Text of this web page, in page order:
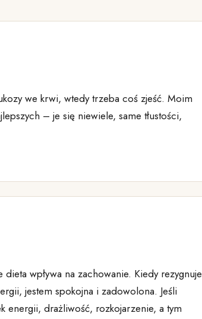
we krwi, wtedy trzeba coś zjeść. Moim
– je się niewiele, same tłustości,
wpływa na zachowanie. Kiedy rezygnuje
jestem spokojna i zadowolona. Jeśli
energii, drażliwość, rozkojarzenie, a tym